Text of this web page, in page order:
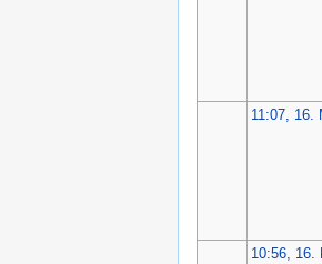
11:07, 16.
10:56, 16.